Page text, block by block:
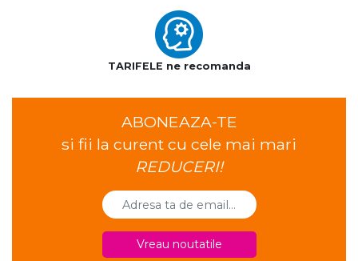
TARIFELE ne recomanda
ABONEAZA-TE
si fii la curent cu cele mai mari
REDUCERI!
Vreau noutatile